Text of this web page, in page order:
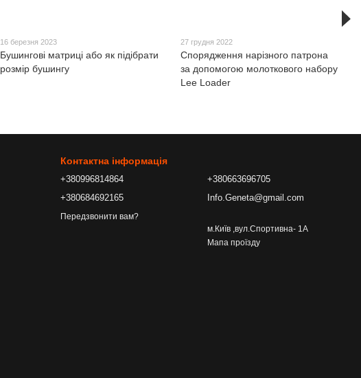
16 березня 2023
Бушингові матриці або як підібрати
розмір бушингу
27 грудня 2022
Спорядження нарізного патрона
за допомогою молоткового набору
Lee Loader
Контактна інформація
+380996814864
+380684692165
Передзвонити вам?
+380663696705
Info.Geneta@gmail.com
м.Київ ,вул.Спортивна- 1А
Мапа проїзду